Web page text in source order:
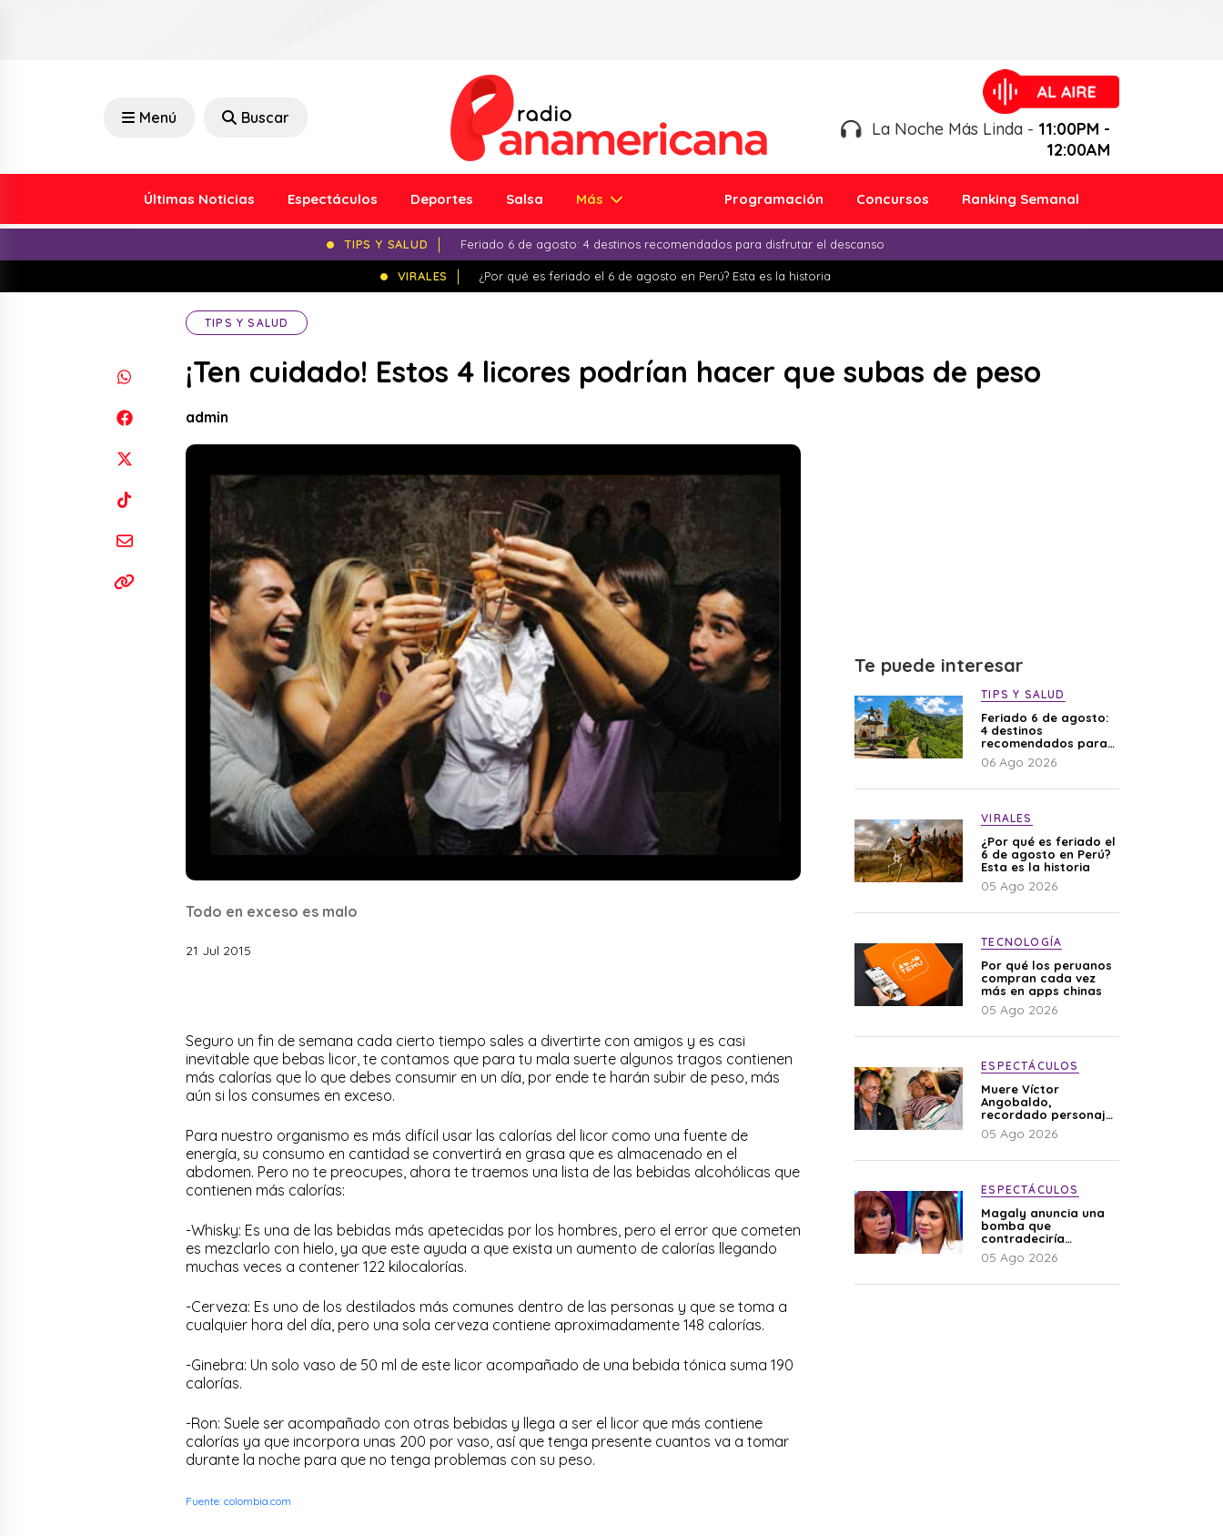
Menú Buscar
La Noche Más Linda - 11:00PM -
12:00AM
Últimas Noticias Espectáculos Deportes Salsa Más Programación Concursos Ranking Semanal
TIPS Y SALUD Feriado 6 de agosto: 4 destinos recomendados para disfrutar el descanso
VIRALES ¿Por qué es feriado el 6 de agosto en Perú? Esta es la historia
TIPS Y SALUD
¡Ten cuidado! Estos 4 licores podrían hacer que subas de peso
admin
Todo en exceso es malo
21 Jul 2015
Seguro un fin de semana cada cierto tiempo sales a divertirte con amigos y es casi
inevitable que bebas licor, te contamos que para tu mala suerte algunos tragos contienen
más calorías que lo que debes consumir en un día, por ende te harán subir de peso, más
aún si los consumes en exceso.
Para nuestro organismo es más difícil usar las calorías del licor como una fuente de
energía, su consumo en cantidad se convertirá en grasa que es almacenado en el
abdomen. Pero no te preocupes, ahora te traemos una lista de las bebidas alcohólicas que
contienen más calorías:
-Whisky: Es una de las bebidas más apetecidas por los hombres, pero el error que cometen
es mezclarlo con hielo, ya que este ayuda a que exista un aumento de calorías llegando
muchas veces a contener 122 kilocalorías.
-Cerveza: Es uno de los destilados más comunes dentro de las personas y que se toma a
cualquier hora del día, pero una sola cerveza contiene aproximadamente 148 calorías.
-Ginebra: Un solo vaso de 50 ml de este licor acompañado de una bebida tónica suma 190
calorías.
-Ron: Suele ser acompañado con otras bebidas y llega a ser el licor que más contiene
calorías ya que incorpora unas 200 por vaso, así que tenga presente cuantos va a tomar
durante la noche para que no tenga problemas con su peso.
Fuente: colombia.com
Te puede interesar
TIPS Y SALUD
Feriado 6 de agosto:
4 destinos
recomendados para
disfrutar el descanso
06 Ago 2026
VIRALES
¿Por qué es feriado el
6 de agosto en Perú?
Esta es la historia
05 Ago 2026
TECNOLOGÍA
Por qué los peruanos
compran cada vez
más en apps chinas
05 Ago 2026
ESPECTÁCULOS
Muere Víctor
Angobaldo,
recordado personaje
de la farándula y
expareja de Shirley
05 Ago 2026
ESPECTÁCULOS
Magaly anuncia una
bomba que
contradeciría
comunicado de La
Bella Luz: “Hay un
05 Ago 2026